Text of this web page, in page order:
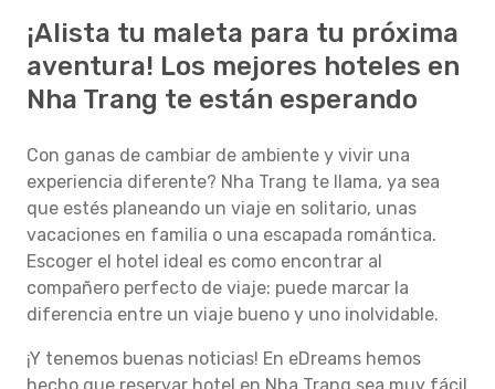
¡Alista tu maleta para tu próxima
aventura! Los mejores hoteles en
Nha Trang te están esperando
Con ganas de cambiar de ambiente y vivir una
experiencia diferente? Nha Trang te llama, ya sea
que estés planeando un viaje en solitario, unas
vacaciones en familia o una escapada romántica.
Escoger el hotel ideal es como encontrar al
compañero perfecto de viaje: puede marcar la
diferencia entre un viaje bueno y uno inolvidable.
¡Y tenemos buenas noticias! En eDreams hemos